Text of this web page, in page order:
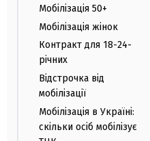
Мобілізація 50+
Мобілізація жінок
Контракт для 18-24-
річних
Відстрочка від
мобілізації
Мобілізація в Україні:
скільки осіб мобілізує